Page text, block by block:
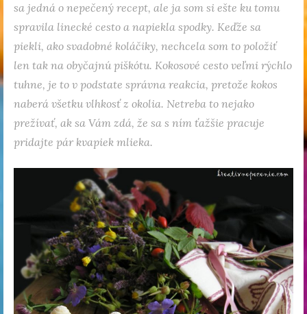
sa jedná o nepečený recept, ale ja som si ešte ku tomu
spravila linecké cesto a napiekla spodky. Keďže sa
piekli, ako svadobné koláčiky, nechcela som to položiť
len tak na obyčajnú piškótu. Kokosové cesto veľmi rýchlo
tuhne, je to v podstate správna reakcia, pretože kokos
naberá všetku vlhkosť z okolia. Netreba to nejako
prežívať, ak sa Vám zdá, že sa s ním ťažšie pracuje
pridajte pár kvapiek mlieka.